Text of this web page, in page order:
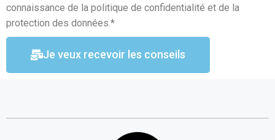
connaissance de la politique de confidentialité et de la
protection des données.*
Je veux recevoir les conseils